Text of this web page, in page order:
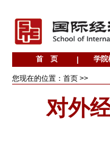
您现在的位置：首页 >>
对外